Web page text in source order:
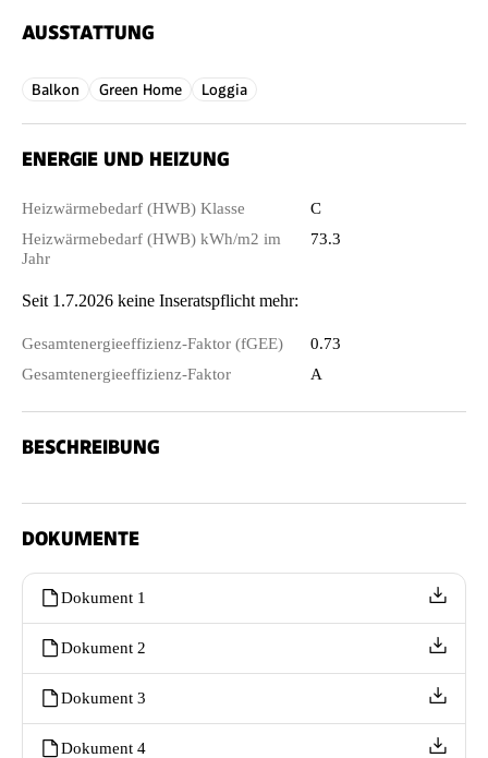
AUSSTATTUNG
Balkon Green Home Loggia
ENERGIE UND HEIZUNG
Heizwärmebedarf (HWB) Klasse
C
Heizwärmebedarf (HWB) kWh/m2 im
Jahr
73.3
Seit 1.7.2026 keine Inseratspflicht mehr:
Gesamtenergieeffizienz-Faktor (fGEE)
0.73
Gesamtenergieeffizienz-Faktor
A
BESCHREIBUNG
DOKUMENTE
Dokument 1
Dokument 2
Dokument 3
Dokument 4